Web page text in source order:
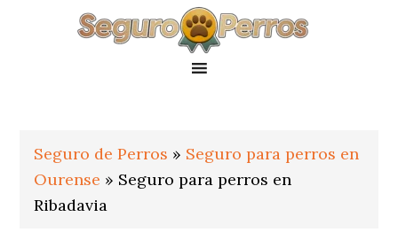
Seguro de Perros » Seguro para perros en
Ourense » Seguro para perros en
Ribadavia